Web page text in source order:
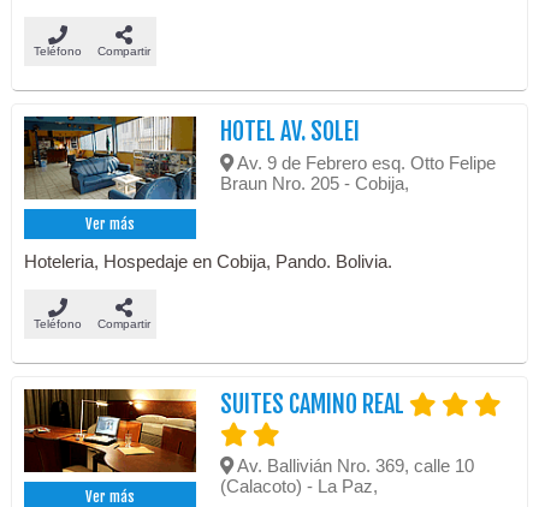
Teléfono Compartir
Ver más
HOTEL AV. SOLEI
Av. 9 de Febrero esq. Otto Felipe
Braun Nro. 205 - Cobija,
Hoteleria, Hospedaje en Cobija, Pando. Bolivia.
Teléfono Compartir
Ver más
SUITES CAMINO REAL
Av. Ballivián Nro. 369, calle 10
(Calacoto) - La Paz,